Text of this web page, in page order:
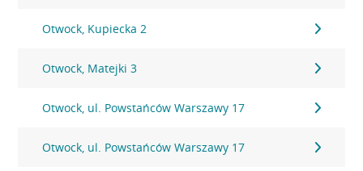
Otwock, Kupiecka 2
Otwock, Matejki 3
Otwock, ul. Powstańców Warszawy 17
Otwock, ul. Powstańców Warszawy 17